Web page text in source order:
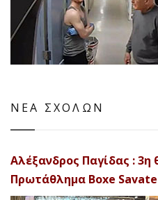
ΝΕΑ ΣΧΟΛΩΝ
Αλέξανδρος Παγίδας :
Πρωτάθλημα Boxe